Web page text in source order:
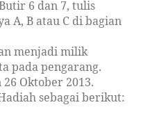
6 dan 7, tulis
A, B atau C di bagian
menjadi milik
pada pengarang.
Oktober 2013.
sebagai berikut: